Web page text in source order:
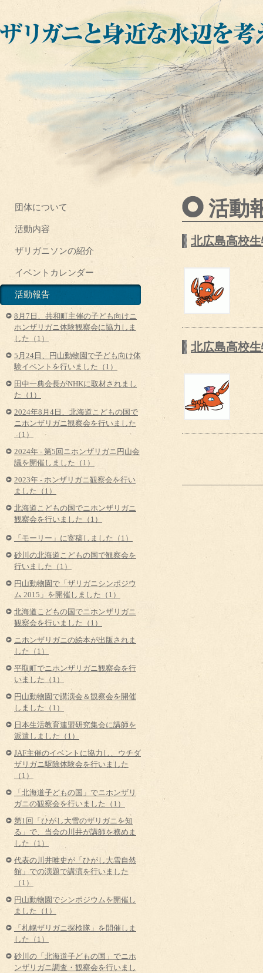
活動
北広島高校
北広島高校
団体について
活動内容
ザリガニソンの紹介
イベントカレンダー
活動報告
8月7日、共和町主催の子ども向けニ
ホンザリガニ体験観察会に協力しま
した（1）
5月24日、円山動物園で子ども向け体
験イベントを行いました（1）
田中一典会長がNHKに取材されまし
た（1）
2024年8月4日、北海道こどもの国で
ニホンザリガニ観察会を行いました
（1）
2024年 - 第5回ニホンザリガニ円山会
議を開催しました（1）
2023年 - ホンザリガニ観察会を行い
ました（1）
北海道こどもの国でニホンザリガニ
観察会を行いました（1）
「モーリー」に寄稿しました（1）
砂川の北海道こどもの国で観察会を
行いました（1）
円山動物園で「ザリガニシンポジウ
ム 2015」を開催しました（1）
北海道こどもの国でニホンザリガニ
観察会を行いました（1）
ニホンザリガニの絵本が出版されま
した（1）
平取町でニホンザリガニ観察会を行
いました（1）
円山動物園で講演会＆観察会を開催
しました（1）
日本生活教育連盟研究集会に講師を
派遣しました（1）
JAF主催のイベントに協力し、ウチダ
ザリガニ駆除体験会を行いました
（1）
「北海道子どもの国」でニホンザリ
ガニの観察会を行いました（1）
第1回「ひがし大雪のザリガニを知
る」で、当会の川井が講師を務めま
した（1）
代表の川井唯史が「ひがし大雪自然
館」での演題で講演を行いました
（1）
円山動物園でシンポジウムを開催し
ました（1）
「札幌ザリガニ探検隊」を開催しま
した（1）
砂川の「北海道子どもの国」でニホ
ンザリガニ調査・観察会を行いまし